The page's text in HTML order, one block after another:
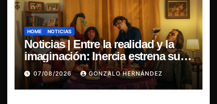
HOME NOTICIAS
Noticias | Entre la realidad y la
imaginación: Inercia estrena su
primer single “Marilina”
07/08/2026 GONZALO HERNÁNDEZ